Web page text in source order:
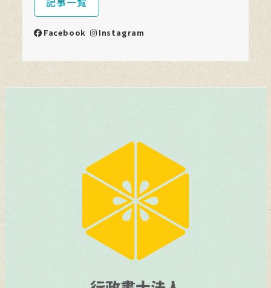
Facebook Instagram